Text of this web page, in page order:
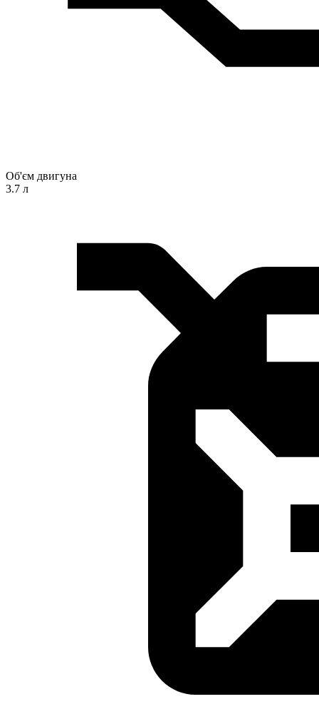
Об'єм двигуна
3.7 л